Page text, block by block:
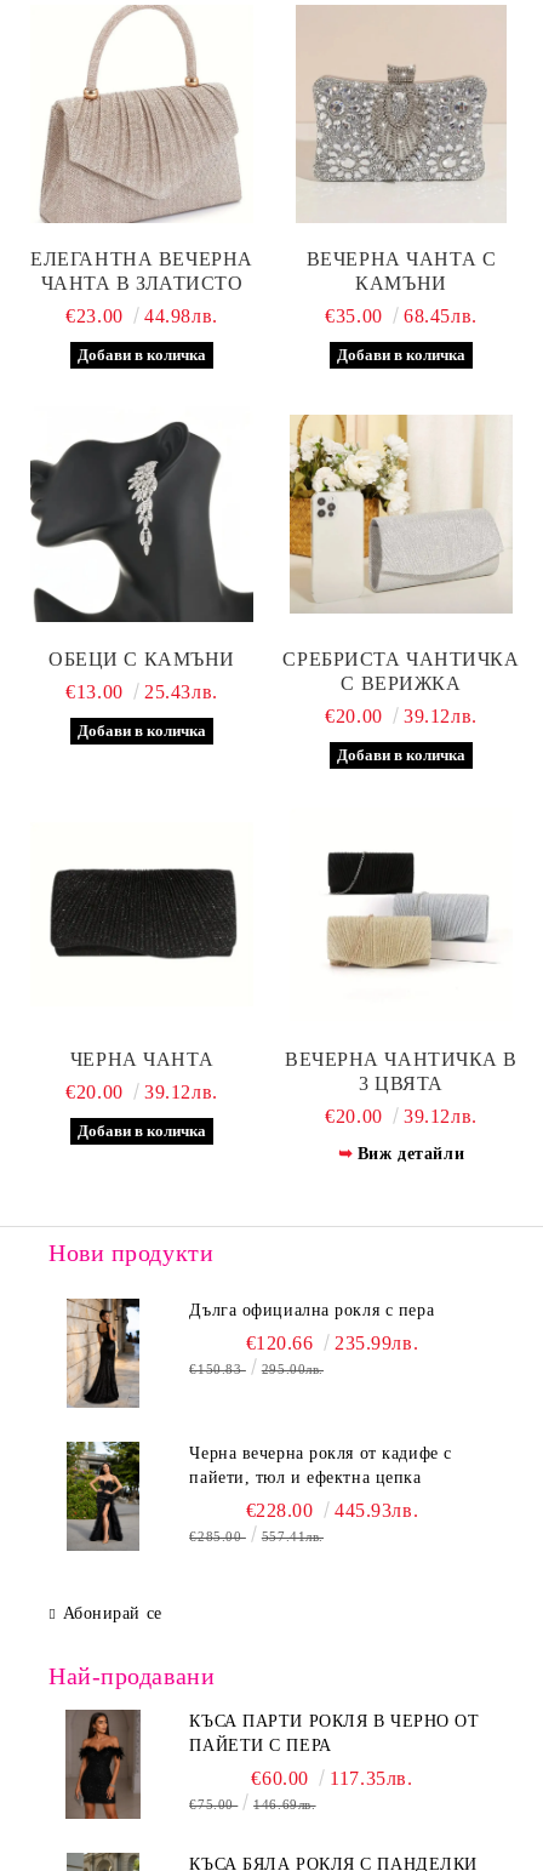
ЕЛЕГАНТНА ВЕЧЕРНА
ЧАНТА В ЗЛАТИСТО
€23.00
44.98лв.
ВЕЧЕРНА ЧАНТА С
КАМЪНИ
€35.00
68.45лв.
ОБЕЦИ С КАМЪНИ
€13.00
25.43лв.
СРЕБРИСТА ЧАНТИЧКА
С ВЕРИЖКА
€20.00
39.12лв.
ЧЕРНА ЧАНТА
€20.00
39.12лв.
ВЕЧЕРНА ЧАНТИЧКА В
3 ЦВЯТА
€20.00
39.12лв.
Виж детайли
Нови продукти
Дълга официална рокля с пера
€120.66 235.99лв.
€150.83 295.00лв.
Черна вечерна рокля от кадифе с
пайети, тюл и ефектна цепка
€228.00 445.93лв.
€285.00 557.41лв.
Абонирай се
Най-продавани
КЪСА ПАРТИ РОКЛЯ В ЧЕРНО ОТ
ПАЙЕТИ С ПЕРА
€60.00 117.35лв.
€75.00 146.69лв.
КЪСА БЯЛА РОКЛЯ С ПАНДЕЛКИ